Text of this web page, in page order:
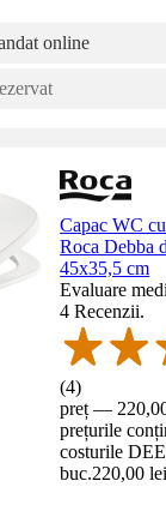
online
Capac WC
Roca Debba
45x35,5 cm
Evaluare
4 Recenzii.
(4)
preț —
prețurile
costurile
buc.220,00 lei